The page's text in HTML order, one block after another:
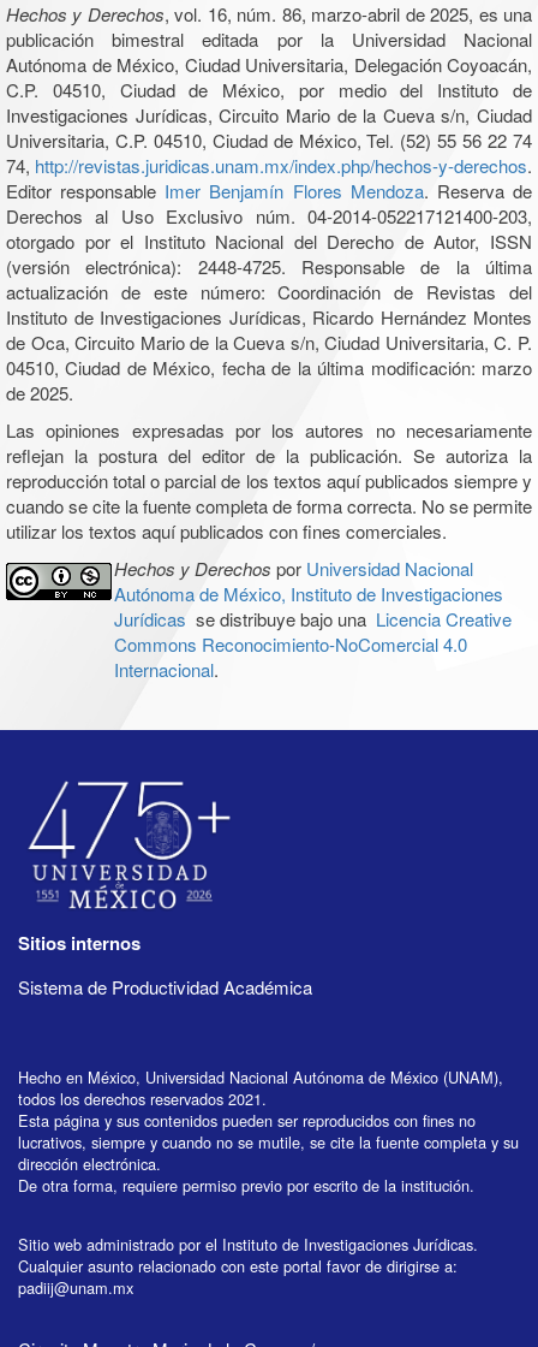
Hechos y Derechos, vol. 16, núm. 86, marzo-abril de 2025, es una
publicación bimestral editada por la Universidad Nacional
Autónoma de México, Ciudad Universitaria, Delegación Coyoacán,
C.P. 04510, Ciudad de México, por medio del Instituto de
Investigaciones Jurídicas, Circuito Mario de la Cueva s/n, Ciudad
Universitaria, C.P. 04510, Ciudad de México, Tel. (52) 55 56 22 74
74, http://revistas.juridicas.unam.mx/index.php/hechos-y-derechos.
Editor responsable Imer Benjamín Flores Mendoza. Reserva de
Derechos al Uso Exclusivo núm. 04-2014-052217121400-203,
otorgado por el Instituto Nacional del Derecho de Autor, ISSN
(versión electrónica): 2448-4725. Responsable de la última
actualización de este número: Coordinación de Revistas del
Instituto de Investigaciones Jurídicas, Ricardo Hernández Montes
de Oca, Circuito Mario de la Cueva s/n, Ciudad Universitaria, C. P.
04510, Ciudad de México, fecha de la última modificación: marzo
de 2025.
Las opiniones expresadas por los autores no necesariamente
reflejan la postura del editor de la publicación. Se autoriza la
reproducción total o parcial de los textos aquí publicados siempre y
cuando se cite la fuente completa de forma correcta. No se permite
utilizar los textos aquí publicados con fines comerciales.
Hechos y Derechos por Universidad Nacional
Autónoma de México, Instituto de Investigaciones
Jurídicas se distribuye bajo una Licencia Creative
Commons Reconocimiento-NoComercial 4.0
Internacional.
Sitios internos
Sistema de Productividad Académica
Hecho en México, Universidad Nacional Autónoma de México (UNAM),
todos los derechos reservados 2021.
Esta página y sus contenidos pueden ser reproducidos con fines no
lucrativos, siempre y cuando no se mutile, se cite la fuente completa y su
dirección electrónica.
De otra forma, requiere permiso previo por escrito de la institución.
Sitio web administrado por el Instituto de Investigaciones Jurídicas.
Cualquier asunto relacionado con este portal favor de dirigirse a:
padiij@unam.mx